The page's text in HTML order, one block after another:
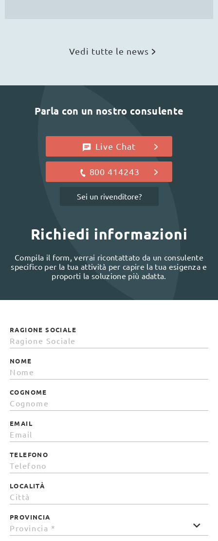
Vedi tutte le news
Parla con un nostro consulente
Live Chat
800 414243
Sei un rivenditore?
Richiedi informazioni
Compila il form, verrai ricontattato da un consulente
specifico per la tua attività per capire la tua esigenza e
proporti la soluzione più adatta.
RAGIONE SOCIALE
NOME
COGNOME
EMAIL
TELEFONO
LOCALITÀ
PROVINCIA